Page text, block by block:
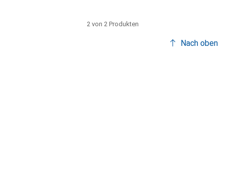
2 von 2 Produkten
Nach oben